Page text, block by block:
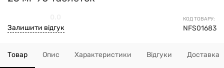
КОД ТОВАРУ:
NFS01683
Залишити відгук
Товар Опис Характеристики Відгуки Доставка